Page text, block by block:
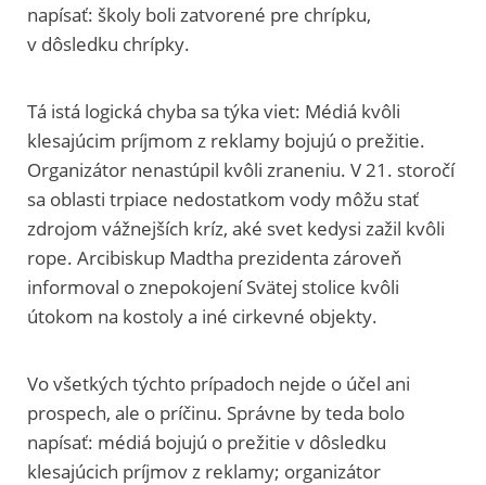
napísať: školy boli zatvorené pre chrípku,
v dôsledku chrípky.
Tá istá logická chyba sa týka viet: Médiá kvôli
klesajúcim príjmom z reklamy bojujú o prežitie.
Organizátor nenastúpil kvôli zraneniu. V 21. storočí
sa oblasti trpiace nedostatkom vody môžu stať
zdrojom vážnejších kríz, aké svet kedysi zažil kvôli
rope. Arcibiskup Madtha prezidenta zároveň
informoval o znepokojení Svätej stolice kvôli
útokom na kostoly a iné cirkevné objekty.
Vo všetkých týchto prípadoch nejde o účel ani
prospech, ale o príčinu. Správne by teda bolo
napísať: médiá bojujú o prežitie v dôsledku
klesajúcich príjmov z reklamy; organizátor